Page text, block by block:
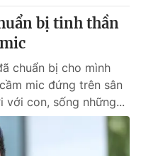
bị tinh thần
chuẩn bị cho mình
mic đứng trên sân
với con, sống những...